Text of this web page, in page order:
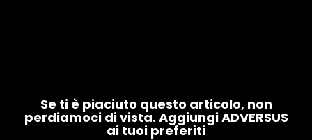
Se ti è piaciuto questo articolo, non
perdiamoci di vista. Aggiungi ADVERSUS
ai tuoi preferiti